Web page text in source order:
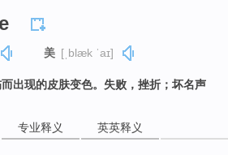
美 [ˌblæk ˈaɪ]
出现的皮肤变色。失败，挫折；坏名声
专业释义 英英释义